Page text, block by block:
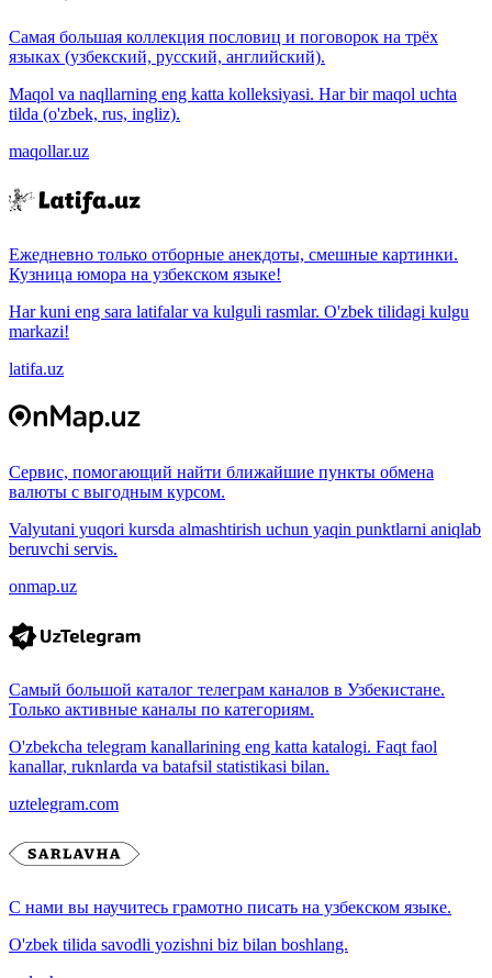
Самая большая коллекция пословиц и поговорок на трёх
языках (узбекский, русский, английский).
Maqol va naqllarning eng katta kolleksiyasi. Har bir maqol uchta
tilda (o'zbek, rus, ingliz).
maqollar.uz
Ежедневно только отборные анекдоты, смешные картинки.
Кузница юмора на узбекском языке!
Har kuni eng sara latifalar va kulguli rasmlar. O'zbek tilidagi kulgu
markazi!
latifa.uz
Сервис, помогающий найти ближайшие пункты обмена
валюты с выгодным курсом.
Valyutani yuqori kursda almashtirish uchun yaqin punktlarni aniqlab
beruvchi servis.
onmap.uz
Самый большой каталог телеграм каналов в Узбекистане.
Только активные каналы по категориям.
O'zbekcha telegram kanallarining eng katta katalogi. Faqt faol
kanallar, ruknlarda va batafsil statistikasi bilan.
uztelegram.com
С нами вы научитесь грамотно писать на узбекском языке.
O'zbek tilida savodli yozishni biz bilan boshlang.